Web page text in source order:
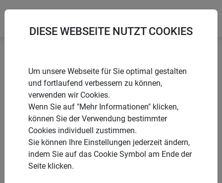
Startseite Bindematerialien & Clips Gartenseil
PRODUKTE
GARTENSEIL
DIESE WEBSEITE NUTZT COOKIES
Um unsere Webseite für Sie optimal gestalten
und fortlaufend verbessern zu können,
verwenden wir Cookies.
Wenn Sie auf "Mehr Informationen" klicken,
können Sie der Verwendung bestimmter
Cookies individuell zustimmen.
Sie können Ihre Einstellungen jederzeit ändern,
indem Sie auf das Cookie Symbol am Ende der
Seite klicken.